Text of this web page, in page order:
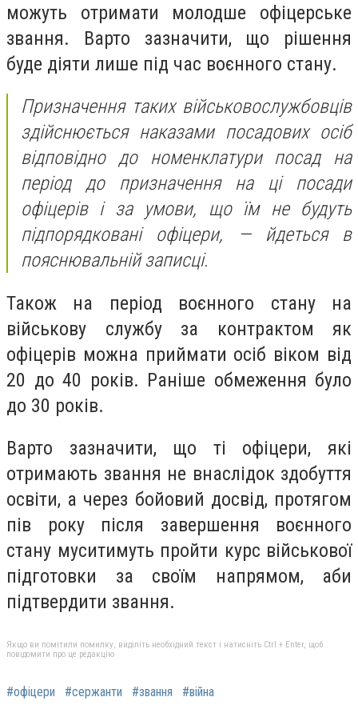
можуть отримати молодше офіцерське
звання. Варто зазначити, що рішення
буде діяти лише під час воєнного стану.
Призначення таких військовослужбовців
здійснюється наказами посадових осіб
відповідно до номенклатури посад на
період до призначення на ці посади
офіцерів і за умови, що їм не будуть
підпорядковані офіцери, — йдеться в
пояснювальній записці.
Також на період воєнного стану на
військову службу за контрактом як
офіцерів можна приймати осіб віком від
20 до 40 років. Раніше обмеження було
до 30 років.
Варто зазначити, що ті офіцери, які
отримають звання не внаслідок здобуття
освіти, а через бойовий досвід, протягом
пів року після завершення воєнного
стану муситимуть пройти курс військової
підготовки за своїм напрямом, аби
підтвердити звання.
Якщо ви помітили помилку, виділіть необхідний текст і натисніть Ctrl + Enter, щоб
повідомити про це редакцію
#офіцери #сержанти #звання #війна